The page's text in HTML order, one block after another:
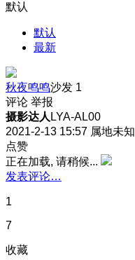
默认
默认
最新
秋夜鸣鸣沙发 1
评论 举报
摄影达人 LYA-AL00
2021-2-13 15:57 属地未知
点赞
正在加载, 请稍候...
发表评论…
1
7
收藏